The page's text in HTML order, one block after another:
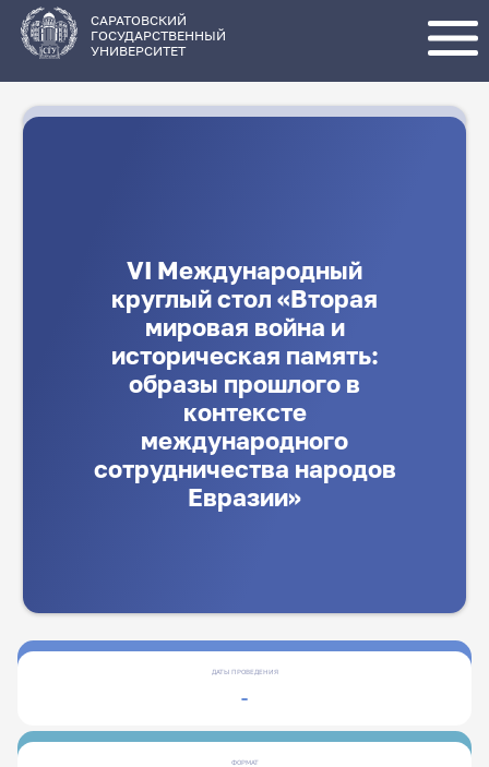
основному
содержанию
САРАТОВСКИЙ
ГОСУДАРСТВЕННЫЙ
УНИВЕРСИТЕТ
VI Международный
круглый стол «Вторая
мировая война и
историческая память:
образы прошлого в
контексте
международного
сотрудничества народов
Евразии»
ДАТЫ ПРОВЕДЕНИЯ
-
ФОРМАТ